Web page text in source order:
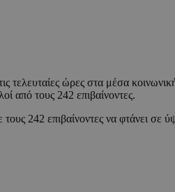
τελευταίες ώρες στα μέσα
από τους 242 επιβαίνοντες.
242 επιβαίνοντες να φτάνει σε